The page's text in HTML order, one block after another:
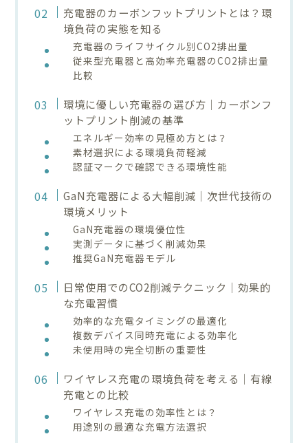
充電器のカーボンフットプリントとは？環
境負荷の実態を知る
充電器のライフサイクル別CO2排出量
従来型充電器と高効率充電器のCO2排出量
比較
環境に優しい充電器の選び方｜カーボンフ
ットプリント削減の基準
エネルギー効率の見極め方とは？
素材選択による環境負荷軽減
認証マークで確認できる環境性能
GaN充電器による大幅削減｜次世代技術の
環境メリット
GaN充電器の環境優位性
実測データに基づく削減効果
推奨GaN充電器モデル
日常使用でのCO2削減テクニック｜効果的
な充電習慣
効率的な充電タイミングの最適化
複数デバイス同時充電による効率化
未使用時の完全切断の重要性
ワイヤレス充電の環境負荷を考える｜有線
充電との比較
ワイヤレス充電の効率性とは？
用途別の最適な充電方法選択